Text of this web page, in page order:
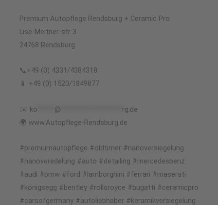
Premium Autopflege Rendsburg + Ceramic Pro
Lise-Meitner-str 3
24768 Rendsburg
📞+49 (0) 4331/4384318
📱 +49 (0) 1520/1849877
✉️ ko @
rg.de
🌍 www.Autopflege-Rendsburg.de
#premiumautopflege #oldtimer #nanoversiegelung
#nanoveredelung #auto #detailing #mercedesbenz
#audi #bmw #ford #lamborghini #ferrari #maserati
#königsegg #bentley #rollsroyce #bugatti #ceramicpro
#carsofgermany #autoliebhaber #keramikversiegelung